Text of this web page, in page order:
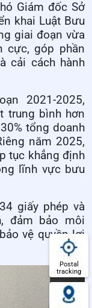
Giám đốc Sở
khai Luật Bưu
giai đoạn vừa
cực, góp phần
cải cách hành
2021-2025,
trung bình hơn
tổng doanh
năm 2025,
tục khẳng định
lĩnh vực bưu
giấy phép và
đảm bảo môi
vệ quyền lợi
Postal
tracking